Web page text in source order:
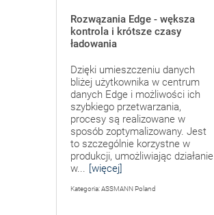
Rozwązania Edge - wększa
kontrola i krótsze czasy
ładowania
Dzięki umieszczeniu danych
bliżej użytkownika w centrum
danych Edge i możliwości ich
szybkiego przetwarzania,
procesy są realizowane w
sposób zoptymalizowany. Jest
to szczególnie korzystne w
produkcji, umożliwiając działanie
w... [więcej]
Kategoria: ASSMANN Poland